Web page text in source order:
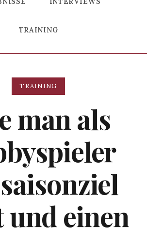
TRAINING
TRAINING
man als
und einen